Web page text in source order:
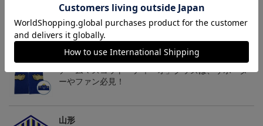
d）
d）
トピックス
山形
チームマスコット「ディーオ」グッズは、サポータ
ーやファン必見！
山形